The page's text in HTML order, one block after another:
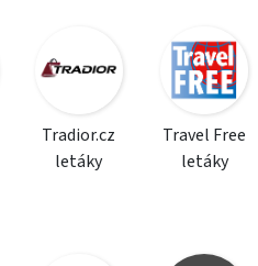
Tradior.cz
letáky
Travel Free
letáky